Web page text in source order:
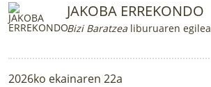
JAKOBA ERREKONDO
Bizi Baratzea liburuaren egilea
2026ko ekainaren 22a